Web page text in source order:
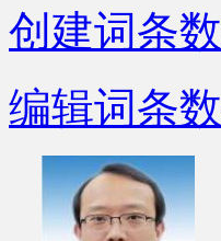
创建词条数
编辑词条数